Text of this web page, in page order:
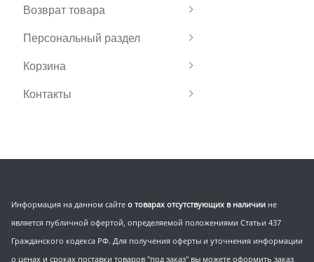
Возврат товара
Персональный раздел
Корзина
Контакты
Информация на данном сайте о товарах отсутствующих в наличии не
является публичной офертой, определяемой положениями Статьи 437
Гражданского кодекса РФ. Для получения оферты и уточнения информации
о ценах и сроках поставки товаров "под заказ" вы можете оформить заказ